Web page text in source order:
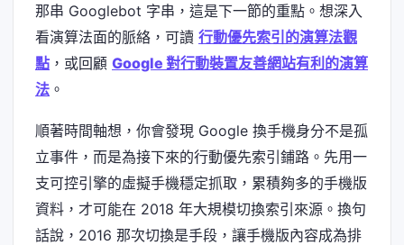
那串 Googlebot 字串，這是下一節的重點。想深入
看演算法面的脈絡，可讀 行動優先索引的演算法觀
點 ，或回顧 Google 對行動裝置友善網站有利的演算
法 。
順著時間軸想，你會發現 Google 換手機身分不是孤
立事件，而是為接下來的行動優先索引鋪路。先用一
支可控引擎的虛擬手機穩定抓取，累積夠多的手機版
資料，才可能在 2018 年大規模切換索引來源。換句
話說，2016 那次切換是手段，讓手機版內容成為排